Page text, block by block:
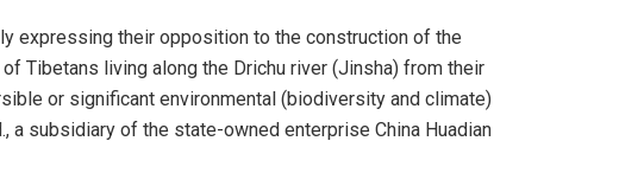
expressing their opposition to the construction of the
Tibetans living along the Drichu river (Jinsha) from their
or significant environmental (biodiversity and climate)
a subsidiary of the state-owned enterprise China Huadian